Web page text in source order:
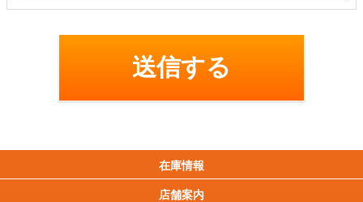
在庫情報
店舗案内